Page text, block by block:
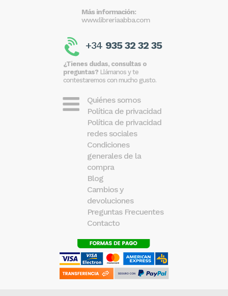
Más información:
www.libreriaabba.com
+34 935 32 32 35
¿Tienes dudas, consultas o
preguntas? Llámanos y te
contestaremos con mucho gusto.
Quiénes somos
Política de privacidad
Política de privacidad
redes sociales
Condiciones
generales de la
compra
Blog
Cambios y
devoluciones
Preguntas Frecuentes
Contacto